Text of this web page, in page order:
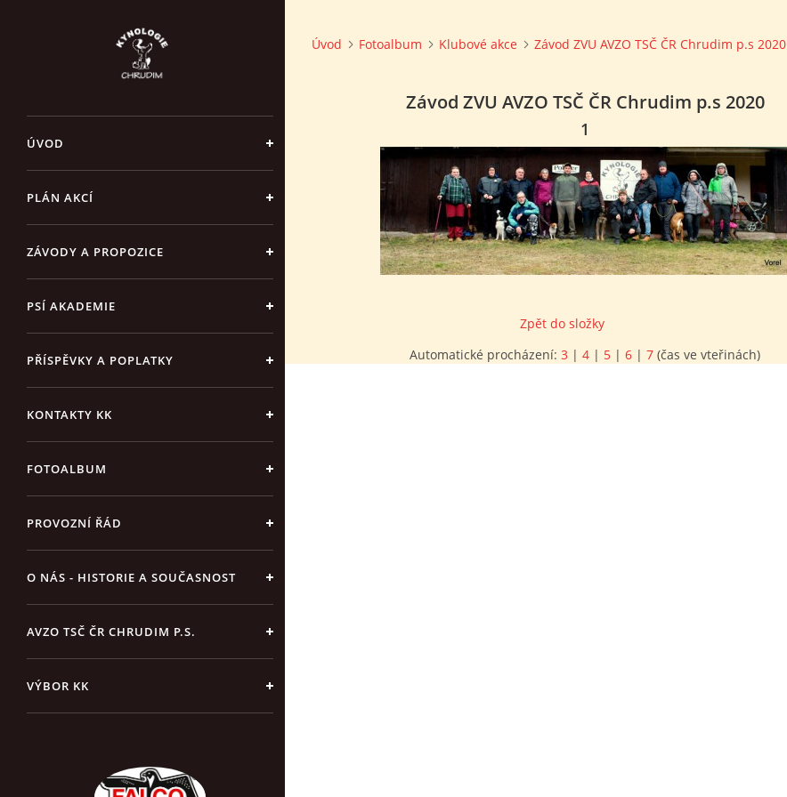
ÚVOD
PLÁN AKCÍ
ZÁVODY A PROPOZICE
PSÍ AKADEMIE
PŘÍSPĚVKY A POPLATKY
KONTAKTY KK
FOTOALBUM
PROVOZNÍ ŘÁD
O NÁS - HISTORIE A SOUČASNOST
AVZO TSČ ČR CHRUDIM P.S.
VÝBOR KK
Úvod Fotoalbum Klubové akce Závod ZVU AVZO TSČ ČR Chrudim p.s 2020
Závod ZVU AVZO TSČ ČR Chrudim p.s 2020
1
Zpět do složky
Automatické procházení: 3 | 4 | 5 | 6 | 7 (čas ve vteřinách)